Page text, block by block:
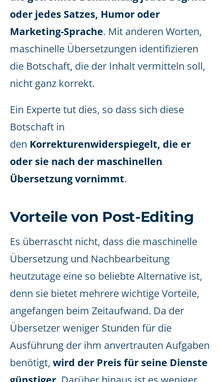
oder jedes Satzes, Humor oder
Marketing-Sprache. Mit anderen Worten,
maschinelle Übersetzungen identifizieren
die Botschaft, die der Inhalt vermitteln soll,
nicht ganz korrekt.
Ein Experte tut dies, so dass sich diese
Botschaft in
den Korrekturenwiderspiegelt, die er
oder sie nach der maschinellen
Übersetzung vornimmt.
Vorteile von Post-Editing
Es überrascht nicht, dass die maschinelle
Übersetzung und Nachbearbeitung
heutzutage eine so beliebte Alternative ist,
denn sie bietet mehrere wichtige Vorteile,
angefangen beim Zeitaufwand. Da der
Übersetzer weniger Stunden für die
Ausführung der ihm anvertrauten Aufgaben
benötigt, wird der Preis für seine Dienste